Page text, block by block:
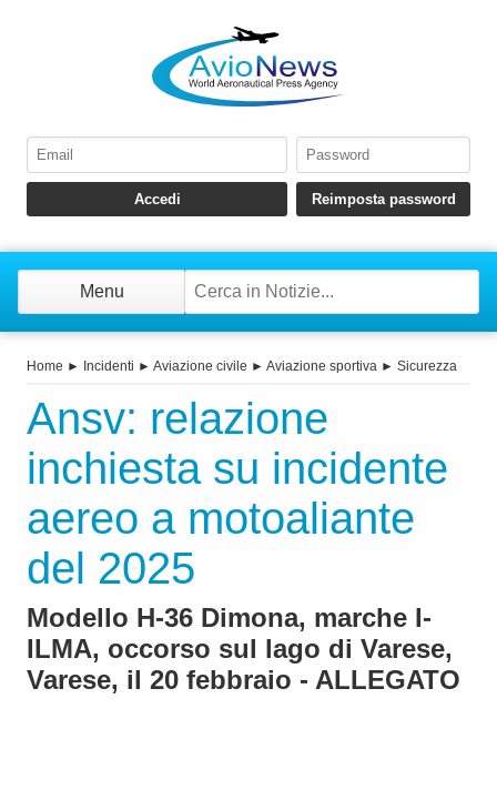
Menu
Home ► Incidenti ► Aviazione civile ► Aviazione sportiva ► Sicurezza
Ansv: relazione
inchiesta su incidente
aereo a motoaliante
del 2025
Modello H-36 Dimona, marche I-
ILMA, occorso sul lago di Varese,
Varese, il 20 febbraio - ALLEGATO